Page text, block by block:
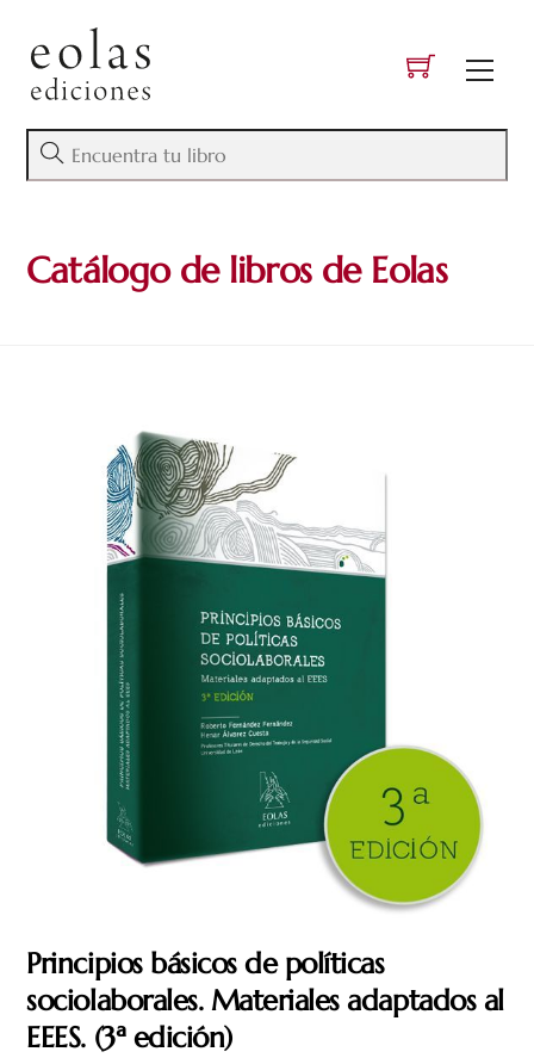
content
Catálogo de libros de Eolas
Principios básicos de políticas
sociolaborales. Materiales adaptados al
EEES. (3ª edición)